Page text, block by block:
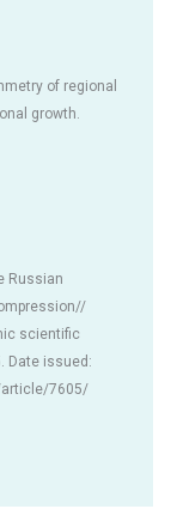
of regional
growth.
Russian
scientific
Date issued:
article/7605/